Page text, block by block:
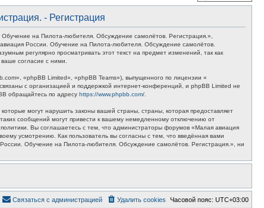
- Регистрация
на Пилота-любителя. Обсуждение самолётов. Регистрация.»,
России. Обучение на Пилота-любителя. Обсуждение самолётов.
регулярно просматривать этот текст на предмет изменений, так как
согласие с ними.
«phpBB Limited», «phpBB Teams»), выпущенного по лицензии «
с организацией и поддержкой интернет-конференций, и phpBB Limited не
обращайтесь по адресу https://www.phpbb.com/
могут нарушить законы вашей страны, страны, которая предоставляет
сообщений могут привести к вашему немедленному отключению от
Вы соглашаетесь с тем, что администраторы форумов «Малая авиация
усмотрению. Как пользователь вы согласны с тем, что введённая вами
Обучение на Пилота-любителя. Обсуждение самолётов. Регистрация.», ни
Часовой пояс: UTC+03:00
Удалить cookies
Связаться с администрацией